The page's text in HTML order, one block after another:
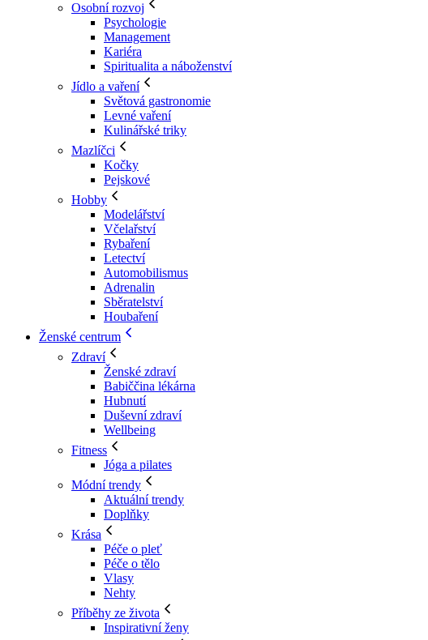
Osobní rozvoj
Psychologie
Management
Kariéra
Spiritualita a náboženství
Jídlo a vaření
Světová gastronomie
Levné vaření
Kulinářské triky
Mazlíčci
Kočky
Pejskové
Hobby
Modelářství
Včelařství
Rybaření
Letectví
Automobilismus
Adrenalin
Sběratelství
Houbaření
Ženské centrum
Zdraví
Ženské zdraví
Babiččina lékárna
Hubnutí
Duševní zdraví
Wellbeing
Fitness
Jóga a pilates
Módní trendy
Aktuální trendy
Doplňky
Krása
Péče o pleť
Péče o tělo
Vlasy
Nehty
Příběhy ze života
Inspirativní ženy